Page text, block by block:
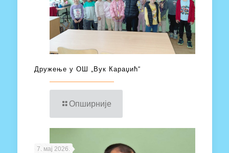
Дружење у ОШ „Вук Караџић“
Опширније
7. мај 2026.